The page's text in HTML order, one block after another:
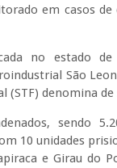
em casos
no estado
São
(STF) denomina
sendo
10 unidades
e Girau do